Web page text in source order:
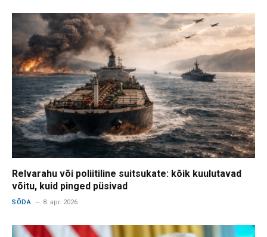
Relvarahu või poliitiline suitsukate: kõik kuulutavad
võitu, kuid pinged püsivad
SÕDA 8. apr. 2026